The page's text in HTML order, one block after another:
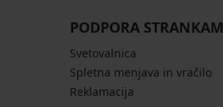
PODPORA STRANKAM
Svetovalnica
Spletna menjava in vračilo
Reklamacija